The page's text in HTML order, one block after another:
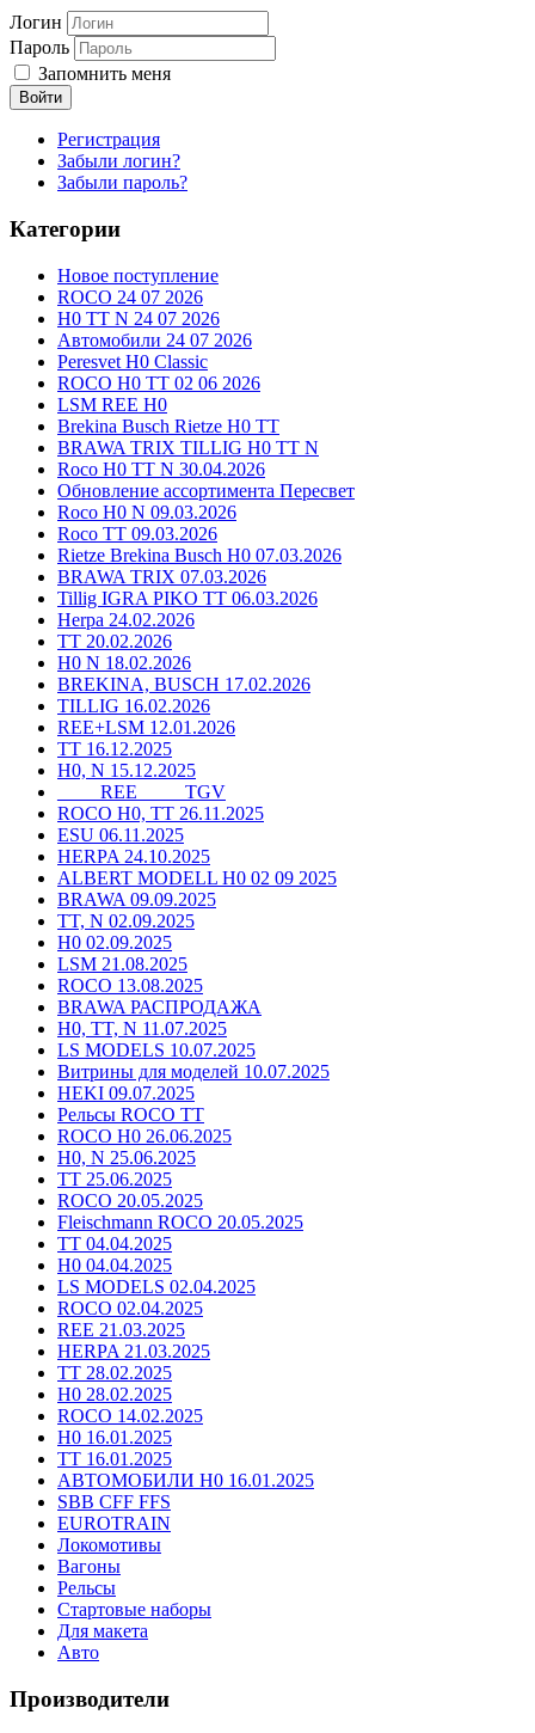
Логин
Пароль
Запомнить меня
Войти
Регистрация
Забыли логин?
Забыли пароль?
Категории
Новое поступление
ROCO 24 07 2026
H0 TT N 24 07 2026
Автомобили 24 07 2026
Peresvet H0 Classic
ROCO H0 TT 02 06 2026
LSM REE H0
Brekina Busch Rietze H0 TT
BRAWA TRIX TILLIG H0 TT N
Roco H0 TT N 30.04.2026
Обновление ассортимента Пересвет
Roco H0 N 09.03.2026
Roco TT 09.03.2026
Rietze Brekina Busch H0 07.03.2026
BRAWA TRIX 07.03.2026
Tillig IGRA PIKO TT 06.03.2026
Herpa 24.02.2026
TT 20.02.2026
H0 N 18.02.2026
BREKINA, BUSCH 17.02.2026
TILLIG 16.02.2026
REE+LSM 12.01.2026
TT 16.12.2025
H0, N 15.12.2025
____ REE ____ TGV
ROCO H0, TT 26.11.2025
ESU 06.11.2025
HERPA 24.10.2025
ALBERT MODELL H0 02 09 2025
BRAWA 09.09.2025
TT, N 02.09.2025
H0 02.09.2025
LSM 21.08.2025
ROCO 13.08.2025
BRAWA РАСПРОДАЖА
H0, TT, N 11.07.2025
LS MODELS 10.07.2025
Витрины для моделей 10.07.2025
HEKI 09.07.2025
Рельсы ROCO TT
ROCO H0 26.06.2025
H0, N 25.06.2025
TT 25.06.2025
ROCO 20.05.2025
Fleischmann ROCO 20.05.2025
TT 04.04.2025
H0 04.04.2025
LS MODELS 02.04.2025
ROCO 02.04.2025
REE 21.03.2025
HERPA 21.03.2025
TT 28.02.2025
H0 28.02.2025
ROCO 14.02.2025
H0 16.01.2025
TT 16.01.2025
АВТОМОБИЛИ H0 16.01.2025
SBB CFF FFS
EUROTRAIN
Локомотивы
Вагоны
Рельсы
Стартовые наборы
Для макета
Авто
Производители